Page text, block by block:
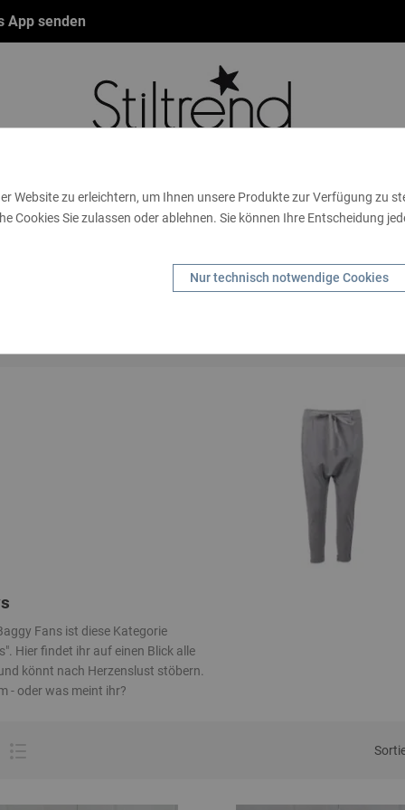
App senden
FASHION THEMEN GUTSCHEINE
HANDSCHUHE KIDS MARKEN
Fans ist diese Kategorie
Hier findet ihr auf einen Blick alle
könnt nach Herzenslust stöbern.
- oder was meint ihr?
Website zu erleichtern, um Ihnen unsere Produkte zur Verfügung zu
Cookies Sie zulassen oder ablehnen. Sie können Ihre Entscheidung
Nur technisch notwendige Cookies